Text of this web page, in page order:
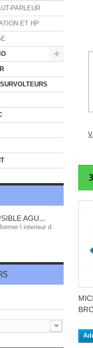
PARLEUR
ET HP
AGU...
l interieur d